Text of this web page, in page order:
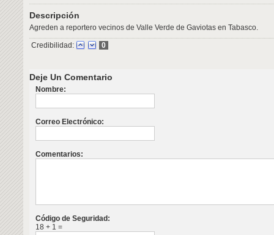
Descripción
Agreden a reportero vecinos de Valle Verde de Gaviotas en Tabasco.
Credibilidad: 0
Deje Un Comentario
Nombre:
Correo Electrónico:
Comentarios:
Código de Seguridad:
18 + 1 =